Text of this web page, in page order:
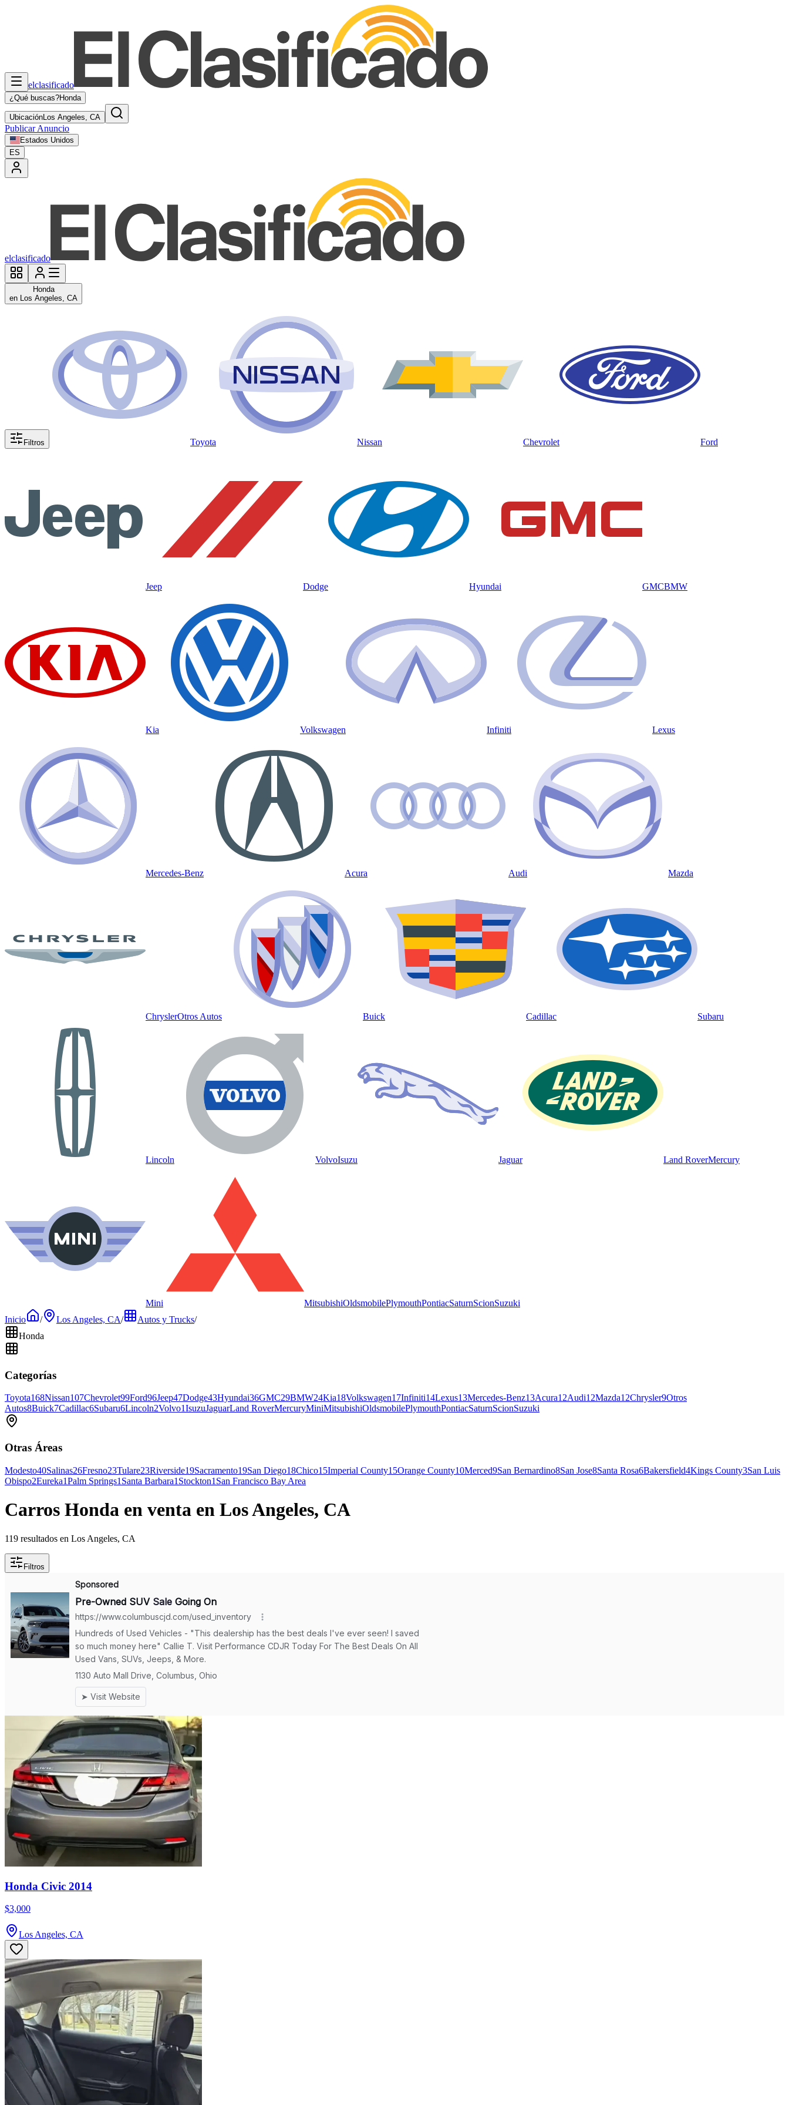
elclasificado
¿Qué buscas?Honda
UbicaciónLos Angeles, CA
Publicar Anuncio
Estados Unidos
ES
elclasificado
Honda
en Los Angeles, CA
Filtros Toyota Nissan Chevrolet Ford
Jeep Dodge Hyundai GMCBMW
Kia Volkswagen Infiniti Lexus
Mercedes-Benz Acura Audi Mazda
ChryslerOtros Autos Buick Cadillac Subaru
Lincoln VolvoIsuzu Jaguar Land RoverMercury
Mini MitsubishiOldsmobilePlymouthPontiacSaturnScionSuzuki
Inicio
/ Los Angeles, CA/ Autos y Trucks/
Honda
Categorías
Toyota168Nissan107Chevrolet99Ford96Jeep47Dodge43Hyundai36GMC29BMW24Kia18Volkswagen17Infiniti14Lexus13Mercedes-Benz13Acura12Audi12Mazda12Chrysler9Otros
Autos8Buick7Cadillac6Subaru6Lincoln2Volvo1IsuzuJaguarLand RoverMercuryMiniMitsubishiOldsmobilePlymouthPontiacSaturnScionSuzuki
Otras Áreas
Modesto40Salinas26Fresno23Tulare23Riverside19Sacramento19San Diego18Chico15Imperial County15Orange County10Merced9San Bernardino8San Jose8Santa Rosa6Bakersfield4Kings County3San Luis
Obispo2Eureka1Palm Springs1 Santa Barbara1 Stockton1 San Francisco Bay Area
Carros Honda en venta en Los Angeles, CA
119 resultados en Los Angeles, CA
Filtros
Honda Civic 2014
$3,000
Los Angeles, CA